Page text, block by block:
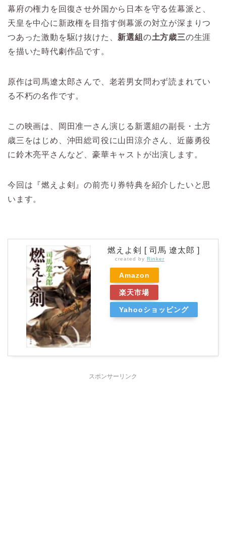
幕府の権力を回復させ外国から日本を守る佐幕派と、
天皇を中心に新政権を目指す倒幕派の対立が深まりつ
つあった激動を駆け抜けた、 新選組 の土方歳三の生涯
を描いた時代劇作品です。
原作は司馬遼太郎さんで、老若男女問わず読まれてい
る不朽の名作です。
この映画は、岡田准一さん演じる新選組の副長・土方
歳三をはじめ、沖田総司役に山田涼介さん、近藤勇役
に鈴木亮平さんなど、豪華キャストが出演します。
今回は『燃えよ剣』の前売り券特典を紹介したいと思
います。
燃えよ剣 [ 司馬 遼太郎 ]
created by Rinker
Amazon
楽天市場
Yahooショッピング
スポンサーリンク